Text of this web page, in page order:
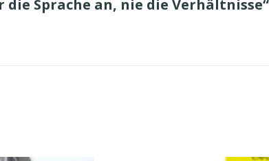
Sprache an, nie die Verhältnisse“